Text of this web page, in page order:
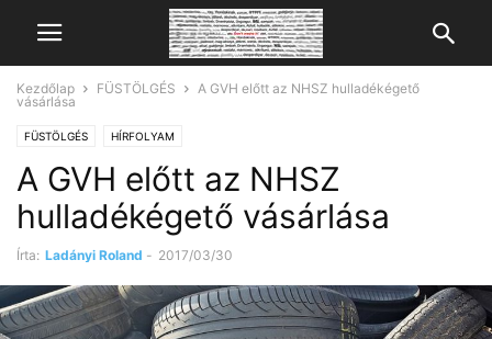
Kezdőlap FÜSTÖLGÉS
A GVH előtt az NHSZ hulladékégető
vásárlása
FÜSTÖLGÉS HÍRFOLYAM
A GVH előtt az NHSZ
hulladékégető vásárlása
Írta: Ladányi Roland - 2017/03/30